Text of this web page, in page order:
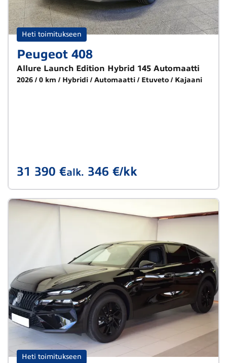
Heti toimitukseen
Peugeot 408
Allure Launch Edition Hybrid 145 Automaatti
2026 0 km Hybridi Automaatti Etuveto Kajaani
31 390 €alk. 346 €/kk
Heti toimitukseen